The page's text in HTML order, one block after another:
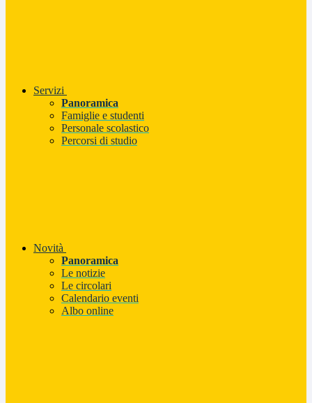
Servizi
Panoramica
Famiglie e studenti
Personale scolastico
Percorsi di studio
Novità
Panoramica
Le notizie
Le circolari
Calendario eventi
Albo online